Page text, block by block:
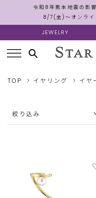
令和8年熊本地震の影
8/7(金)～オンライ
JEWELRY
TOP イヤリング イヤ
絞り込み